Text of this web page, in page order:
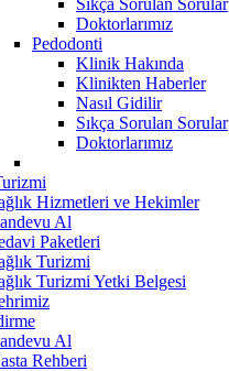
Doktorlarımız
Pedodonti
Klinik Hakında
Klinikten Haberler
Nasıl Gidilir
Sıkça Sorulan Sorular
Doktorlarımız
Hizmetleri ve Hekimler
Al
Paketleri
Turizmi
Turizmi Yetki Belgesi
Al
Rehberi